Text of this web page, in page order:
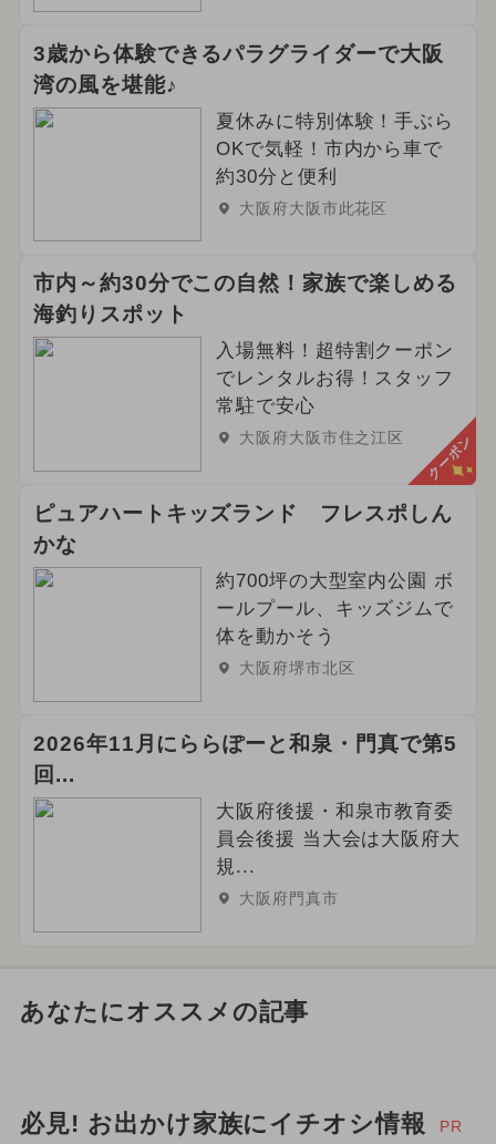
3歳から体験できるパラグライダーで大阪
湾の風を堪能♪
夏休みに特別体験！手ぶら
OKで気軽！市内から車で
約30分と便利
大阪府大阪市此花区
市内～約30分でこの自然！家族で楽しめる
海釣りスポット
入場無料！超特割クーポン
でレンタルお得！スタッフ
常駐で安心
大阪府大阪市住之江区 クーポン
ピュアハートキッズランド フレスポしん
かな
約700坪の大型室内公園 ボ
ールプール、キッズジムで
体を動かそう
大阪府堺市北区
2026年11月にららぽーと和泉・門真で第5
回...
大阪府後援・和泉市教育委
員会後援 当大会は大阪府大
規...
大阪府門真市
あなたにオススメの記事
必見! お出かけ家族にイチオシ情報 PR